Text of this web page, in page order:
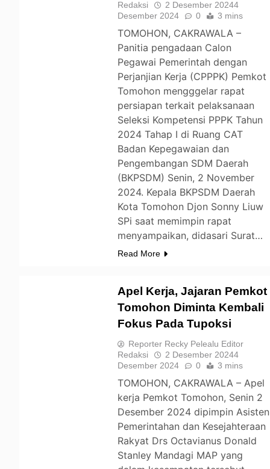
Redaksi
2 Desember 20244
Desember 2024
0 3 mins
TOMOHON, CAKRAWALA –
Panitia pengadaan Calon
Pegawai Pemerintah dengan
Perjanjian Kerja (CPPPK) Pemkot
Tomohon mengggelar rapat
persiapan terkait pelaksanaan
Seleksi Kompetensi PPPK Tahun
2024 Tahap I di Ruang CAT
Badan Kepegawaian dan
Pengembangan SDM Daerah
(BKPSDM) Senin, 2 November
2024. Kepala BKPSDM Daerah
Kota Tomohon Djon Sonny Liuw
SPi saat memimpin rapat
menyampaikan, didasari Surat…
Read More
Apel Kerja, Jajaran Pemkot
Tomohon Diminta Kembali
Fokus Pada Tupoksi
Reporter Recky Pelealu Editor
Redaksi
2 Desember 20244
Desember 2024
0 3 mins
TOMOHON, CAKRAWALA – Apel
kerja Pemkot Tomohon, Senin 2
Desember 2024 dipimpin Asisten
Pemerintahan dan Kesejahteraan
Rakyat Drs Octavianus Donald
Stanley Mandagi MAP yang